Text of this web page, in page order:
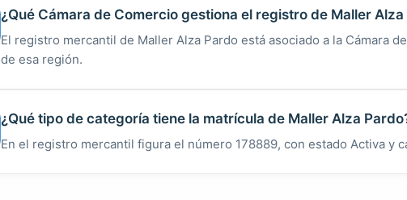
¿Qué Cámara de Comercio gestiona el registro de Maller Alza
El registro mercantil de Maller Alza Pardo está asociado a la Cámara
de esa región.
¿Qué tipo de categoría tiene la matrícula de Maller Alza
En el registro mercantil figura el número 178889, con estado Activa y